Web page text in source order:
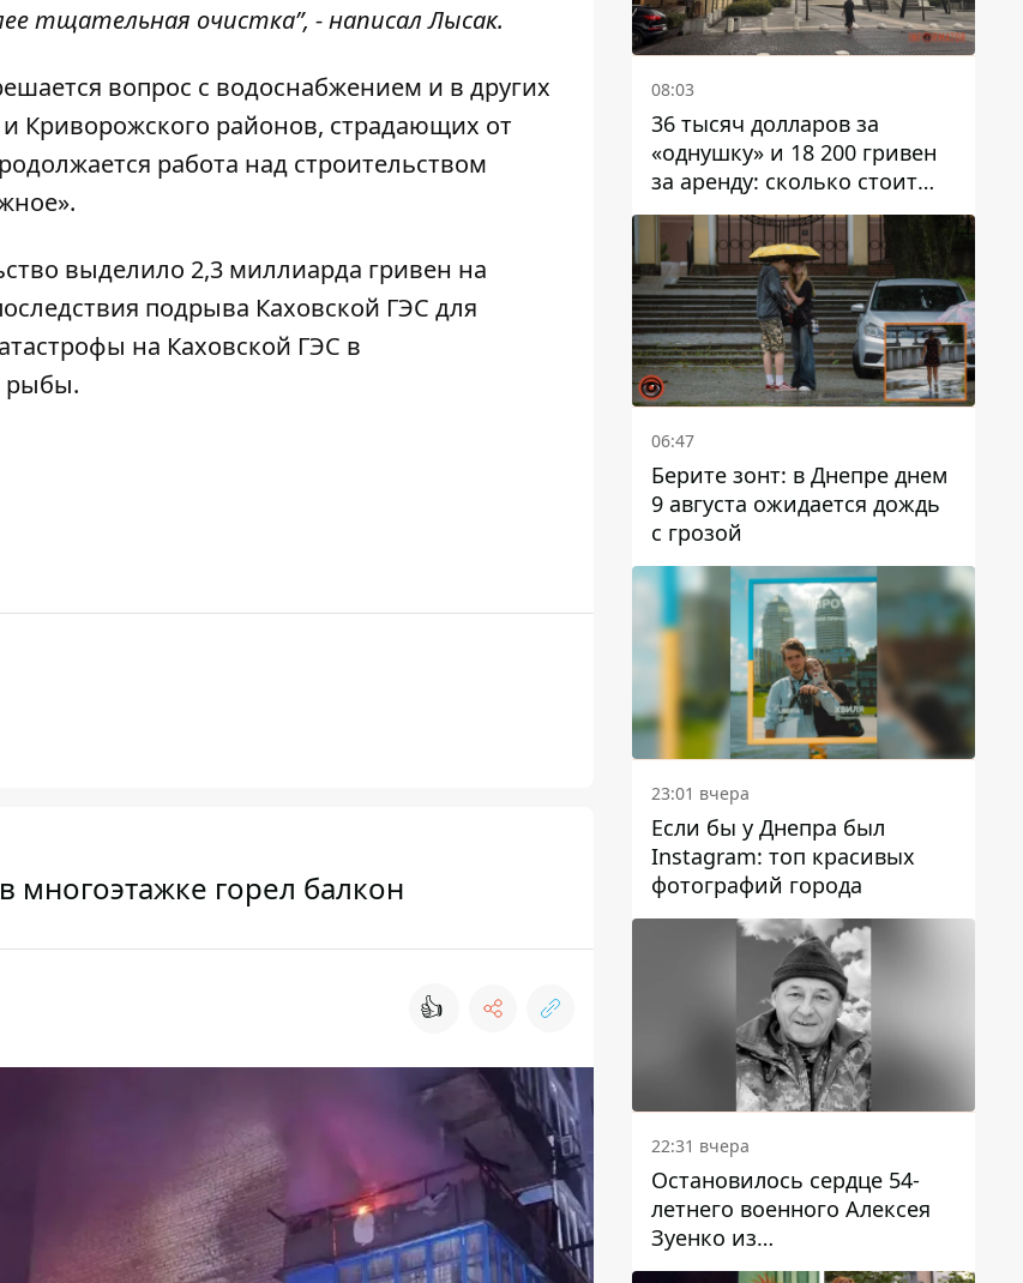
тщательная очистка”, - написал Лысак.
вопрос с водоснабжением и в других
Криворожского районов, страдающих от
работа над строительством
выделило 2,3 миллиарда гривен на
подрыва Каховской ГЭС для
на Каховской ГЭС в
рыбы.
горел балкон
👍
08:03
36 тысяч долларов за
«однушку» и 18 200 гривен
за аренду: сколько стоит
жилье в Днепропетровской
области
06:47
Берите зонт: в Днепре днем ​​
9 августа ожидается дождь
с грозой
23:01 вчера
Если бы у Днепра был
Instagram: топ красивых
фотографий города
22:31 вчера
Остановилось сердце 54-
летнего военного Алексея
Зуенко из
Днепропетровской области